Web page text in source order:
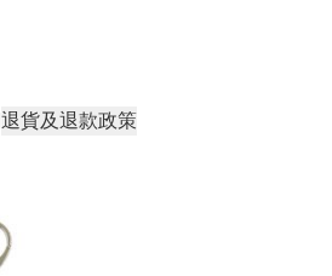
退貨及退款政策